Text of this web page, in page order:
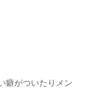
癖がついたりメン